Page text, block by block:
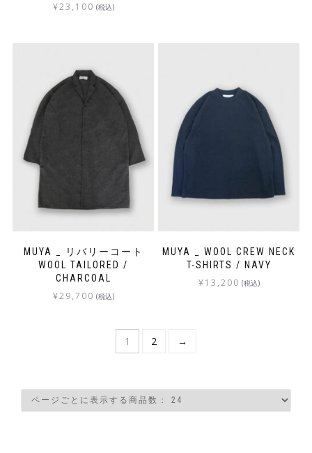
¥23,100 (税込)
MUYA _ リバリーコート
WOOL TAILORED /
CHARCOAL
¥29,700 (税込)
MUYA _ WOOL CREW NECK
T-SHIRTS / NAVY
¥13,200 (税込)
1 2 →